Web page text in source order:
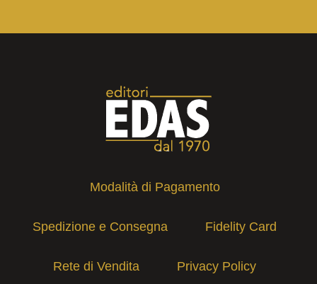
Modalità di Pagamento
Spedizione e Consegna Fidelity Card
Rete di Vendita Privacy Policy